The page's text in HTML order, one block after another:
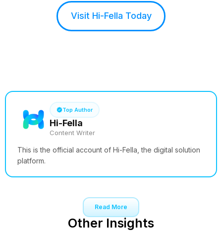
Visit Hi-Fella Today
Top Author
Hi-Fella
Content Writer
This is the official account of Hi-Fella, the digital solution
platform.
Read More
Other Insights